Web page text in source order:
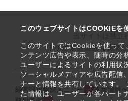
このウェブサイトはCOOKIEを
このサイトではCookieを使って
ンテンツ広告や表示、随時の分
ユーザーによるサイトの利用状
ソーシャルメディアや広告配信
ナーと情報を共有しています。
た情報は、ユーザーが各パート
中小企業基盤整備機構
経営課題解決メニュー 支援情報